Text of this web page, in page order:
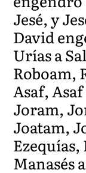
Jesé, y
David
Urías a
Roboam,
Asaf,
Joram,
Joatam,
Ezequías,
Manasés